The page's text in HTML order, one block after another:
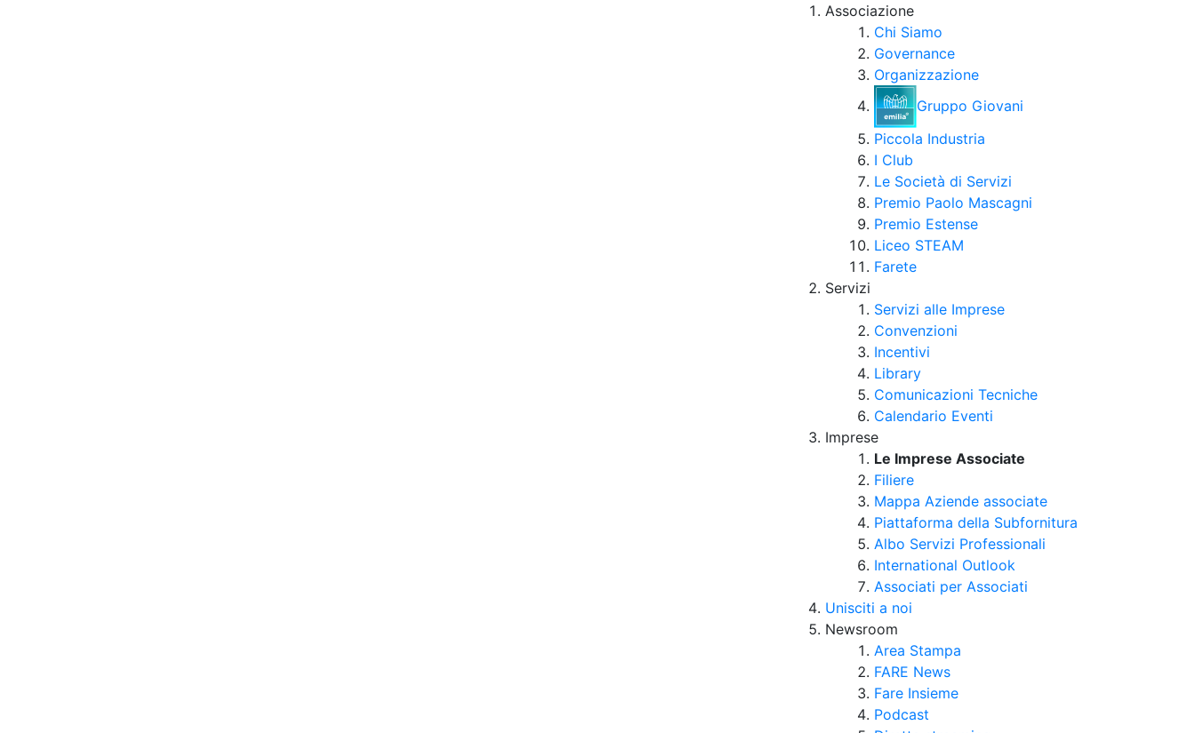
Associazione
Chi Siamo
Governance
Organizzazione
Gruppo Giovani
Piccola Industria
I Club
Le Società di Servizi
Premio Paolo Mascagni
Premio Estense
Liceo STEAM
Farete
Servizi
Servizi alle Imprese
Convenzioni
Incentivi
Library
Comunicazioni Tecniche
Calendario Eventi
Imprese
Le Imprese Associate
Filiere
Mappa Aziende associate
Piattaforma della Subfornitura
Albo Servizi Professionali
International Outlook
Associati per Associati
Unisciti a noi
Newsroom
Area Stampa
FARE News
Fare Insieme
Podcast